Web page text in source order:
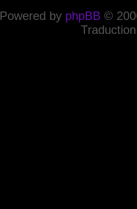
Powered by phpBB ©